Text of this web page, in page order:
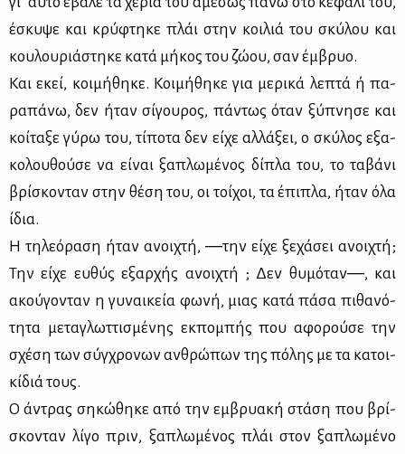
έσκυ­ψε και κρύ­φτη­κε πλάι στην κοι­λιά του σκύ­λου και
κου­λου­ριά­στη­κε κα­τά μή­κος του ζώ­ου, σαν έμ­βρυο.
Και εκεί, κοι­μή­θη­κε. Κοι­μή­θη­κε για με­ρι­κά λε­πτά ή πα­
ρα­πά­νω, δεν ήταν σί­γου­ρος, πά­ντως όταν ξύ­πνη­σε και
κοί­τα­ξε γύ­ρω του, τί­πο­τα δεν εί­χε αλ­λά­ξει, ο σκύ­λος εξα­
κο­λου­θού­σε να εί­ναι ξα­πλω­μέ­νος δί­πλα του, το τα­βά­νι
βρί­σκο­νταν στην θέ­ση του, οι τοί­χοι, τα έπι­πλα, ήταν όλα
ίδια.
Η τη­λε­ό­ρα­ση ήταν ανοι­χτή, ―την εί­χε ξε­χά­σει ανοι­χτή;
Την εί­χε ευ­θύς εξαρ­χής ανοι­χτή ; Δεν θυ­μό­ταν―, και
ακού­γο­νταν η γυ­ναι­κεία φω­νή, μιας κα­τά πά­σα πι­θα­νό­
τη­τα με­τα­γλωτ­τι­σμέ­νης εκ­πο­μπής που αφο­ρού­σε την
σχέ­ση των σύγ­χρο­νων αν­θρώ­πων της πό­λης με τα κα­τοι­
κί­διά τους.
Ο άντρας ση­κώ­θη­κε από την εμ­βρυα­κή στά­ση που βρί­
σκο­νταν λί­γο πριν, ξα­πλω­μέ­νος πλάι στον ξα­πλω­μέ­νο